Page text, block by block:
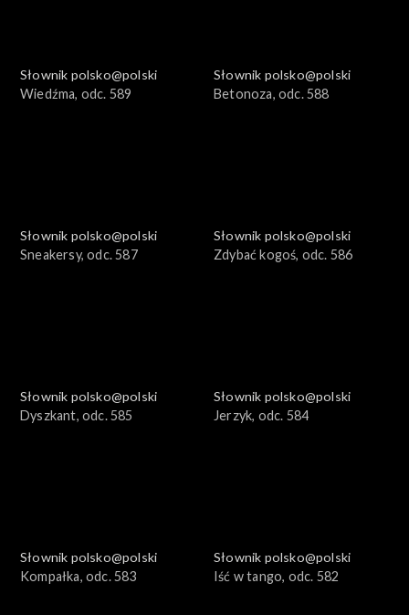
Słownik polsko@polski
Wiedźma, odc. 589
Słownik polsko@polski
Betonoza, odc. 588
Słownik polsko@polski
Sneakersy, odc. 587
Słownik polsko@polski
Zdybać kogoś, odc. 586
Słownik polsko@polski
Dyszkant, odc. 585
Słownik polsko@polski
Jerzyk, odc. 584
Słownik polsko@polski
Kompałka, odc. 583
Słownik polsko@polski
Iść w tango, odc. 582